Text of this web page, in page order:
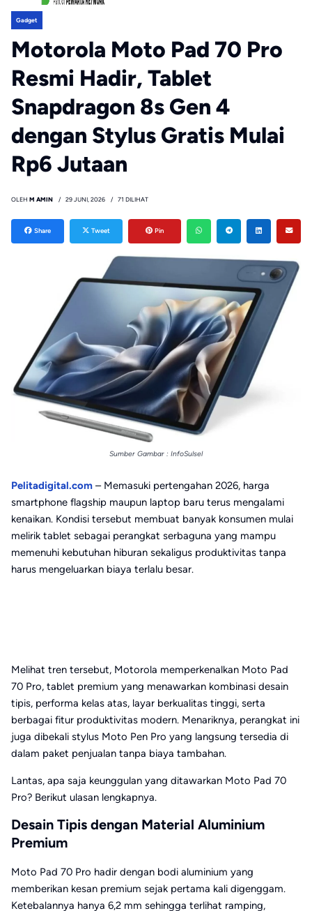
Gadget
Motorola Moto Pad 70 Pro
Resmi Hadir, Tablet
Snapdragon 8s Gen 4
dengan Stylus Gratis Mulai
Rp6 Jutaan
OLEH M AMIN 29 JUNI, 2026 71 DILIHAT
Share Tweet Pin
Sumber Gambar : InfoSulsel
Pelitadigital.com – Memasuki pertengahan 2026, harga
smartphone flagship maupun laptop baru terus mengalami
kenaikan. Kondisi tersebut membuat banyak konsumen mulai
melirik tablet sebagai perangkat serbaguna yang mampu
memenuhi kebutuhan hiburan sekaligus produktivitas tanpa
harus mengeluarkan biaya terlalu besar.
Melihat tren tersebut, Motorola memperkenalkan Moto Pad
70 Pro, tablet premium yang menawarkan kombinasi desain
tipis, performa kelas atas, layar berkualitas tinggi, serta
berbagai fitur produktivitas modern. Menariknya, perangkat ini
juga dibekali stylus Moto Pen Pro yang langsung tersedia di
dalam paket penjualan tanpa biaya tambahan.
Lantas, apa saja keunggulan yang ditawarkan Moto Pad 70
Pro? Berikut ulasan lengkapnya.
Desain Tipis dengan Material Aluminium
Premium
Moto Pad 70 Pro hadir dengan bodi aluminium yang
memberikan kesan premium sejak pertama kali digenggam.
Ketebalannya hanya 6,2 mm sehingga terlihat ramping,